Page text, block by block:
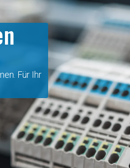
Für Ihr